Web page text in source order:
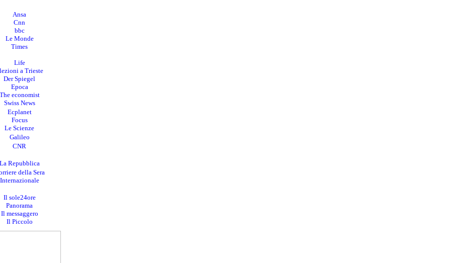
Ansa
Cnn
bbc
Le Monde
Times
Life
a Trieste
Der Spiegel
Epoca
economist
Swiss News
Ecplanet
Focus
Le Scienze
Galileo
CNR
Repubblica
della Sera
Internazionale
Il sole24ore
Panorama
Il messaggero
Il Piccolo